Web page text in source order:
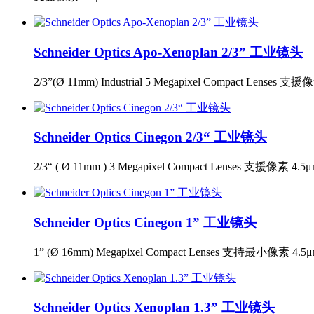
Schneider Optics Apo-Xenoplan 2/3” 工业镜头
2/3”(Ø 11mm) Industrial 5 Megapixel Compact Lenses 支援
Schneider Optics Cinegon 2/3“ 工业镜头
2/3“ ( Ø 11mm ) 3 Megapixel Compact Lenses 支援像素
Schneider Optics Cinegon 1” 工业镜头
1” (Ø 16mm) Megapixel Compact Lenses 支持最小像素
Schneider Optics Xenoplan 1.3” 工业镜头